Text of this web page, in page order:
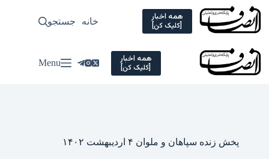
Skip
content
همه اخبار
[کلیک کن] خانه سیاسی
جستجو
همه اخبار
[کلیک کن] Menu
پخش زنده سپاهان و ملوان ۴ اردیبهشت ۱۴۰۲